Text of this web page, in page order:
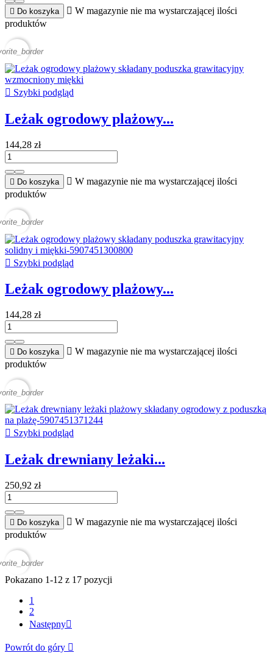
 Do koszyka  W magazynie nie ma wystarczającej ilości
produktów
 Szybki podgląd
Leżak ogrodowy plażowy...
144,28 zł
 Do koszyka  W magazynie nie ma wystarczającej ilości
produktów
 Szybki podgląd
Leżak ogrodowy plażowy...
144,28 zł
 Do koszyka  W magazynie nie ma wystarczającej ilości
produktów
 Szybki podgląd
Leżak drewniany leżaki...
250,92 zł
 Do koszyka  W magazynie nie ma wystarczającej ilości
produktów
Pokazano 1-12 z 17 pozycji
1
2
Następny
Powrót do góry 